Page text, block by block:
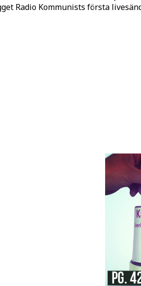
Radio Kommunists första